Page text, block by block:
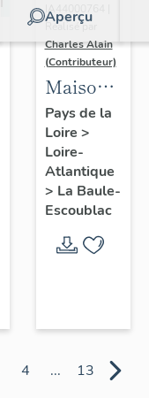
Aperçu
IA44000764 |
Réalisé par
Charles Alain
(Contributeur)
Maison
dite villa
balnéaire
Gazonette
puis
Romance,
avenue
Pays de la
Loire >
Loire-
Atlantique
> La Baule-
Escoublac
4 ... 13